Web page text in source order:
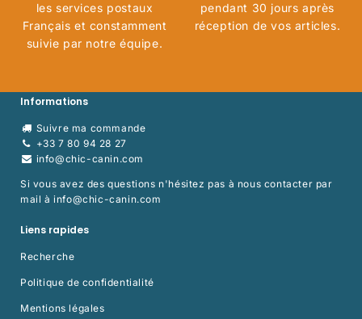
les services postaux
Français et constamment
suivie par notre équipe.
pendant 30 jours après
réception de vos articles.
Informations
Suivre ma commande
+33 7 80 94 28 27
info@chic-canin.com
Si vous avez des questions n'hésitez pas à nous contacter par
mail àinfo@chic-canin.com
Liens rapides
Recherche
Politique de confidentialité
Mentions légales